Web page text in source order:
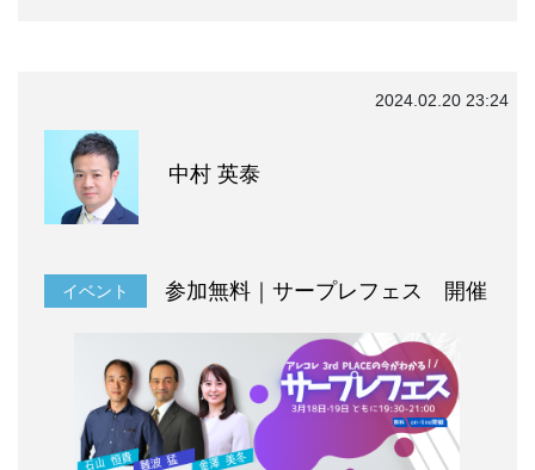
2024.02.20 23:24
中村 英泰
イベント 参加無料｜サープレフェス 開催